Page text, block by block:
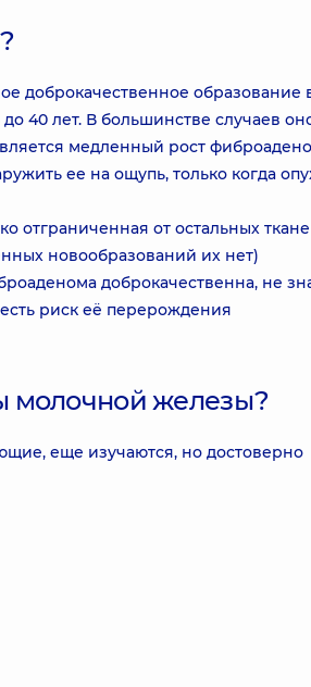
доброкачественное образование
40 лет. В большинстве случаев
медленный рост
ее на ощупь, только когда
отграниченная от остальных
новообразований их нет)
доброкачественна, не
риск её перерождения
молочной железы?
еще изучаются, но достоверно